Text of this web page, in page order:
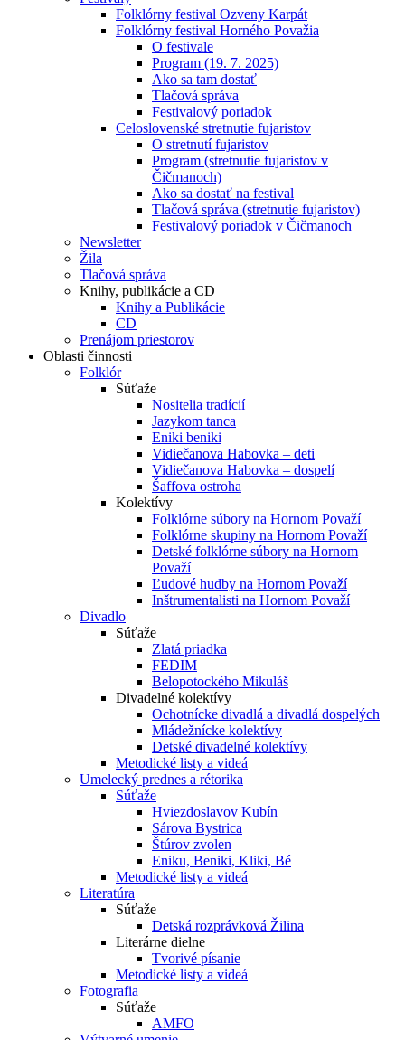
Folklórny festival Ozveny Karpát
Folklórny festival Horného Považia
O festivale
Program (19. 7. 2025)
Ako sa tam dostať
Tlačová správa
Festivalový poriadok
Celoslovenské stretnutie fujaristov
O stretnutí fujaristov
Program (stretnutie fujaristov v
Čičmanoch)
Ako sa dostať na festival
Tlačová správa (stretnutie fujaristov)
Festivalový poriadok v Čičmanoch
Newsletter
Žila
Tlačová správa
Knihy, publikácie a CD
Knihy a Publikácie
CD
Prenájom priestorov
Oblasti činnosti
Folklór
Súťaže
Nositelia tradícií
Jazykom tanca
Eniki beniki
Vidiečanova Habovka – deti
Vidiečanova Habovka – dospelí
Šaffova ostroha
Kolektívy
Folklórne súbory na Hornom Považí
Folklórne skupiny na Hornom Považí
Detské folklórne súbory na Hornom
Považí
Ľudové hudby na Hornom Považí
Inštrumentalisti na Hornom Považí
Divadlo
Súťaže
Zlatá priadka
FEDIM
Belopotockého Mikuláš
Divadelné kolektívy
Ochotnícke divadlá a divadlá dospelých
Mládežnícke kolektívy
Detské divadelné kolektívy
Metodické listy a videá
Umelecký prednes a rétorika
Súťaže
Hviezdoslavov Kubín
Sárova Bystrica
Štúrov zvolen
Eniku, Beniki, Kliki, Bé
Metodické listy a videá
Literatúra
Súťaže
Detská rozprávková Žilina
Literárne dielne
Tvorivé písanie
Metodické listy a videá
Fotografia
Súťaže
AMFO